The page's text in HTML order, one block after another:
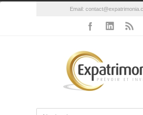
Email: